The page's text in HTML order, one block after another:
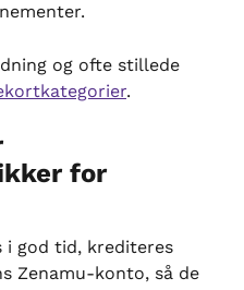
og ofte stillede
.
for
i god tid, krediteres
Zenamu-konto, så de